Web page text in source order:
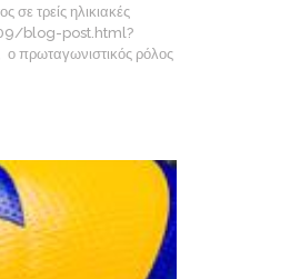
τρείς ηλικιακές
09/blog-post.html?
πρωταγωνιστικός ρόλος